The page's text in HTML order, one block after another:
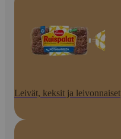
Leivät, keksit ja leivonnaiset